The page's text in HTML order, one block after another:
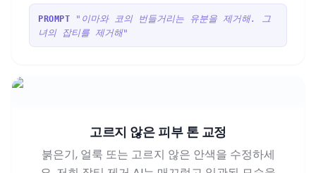
PROMPT
"이마와 코의 번들거리는 유분을 제거해. 그
녀의 잡티를 제거해"
고르지 않은 피부 톤 교정
붉은기, 얼룩 또는 고르지 않은 안색을 수정하세